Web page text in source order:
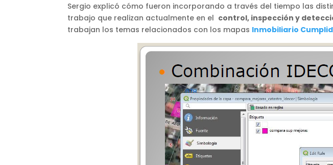
Sergio explicó cómo fueron incorporando a través del tiempo las
trabajo que realizan actualmente en el control, inspección y
trabajan los temas relacionados con los mapas Inmobiliario